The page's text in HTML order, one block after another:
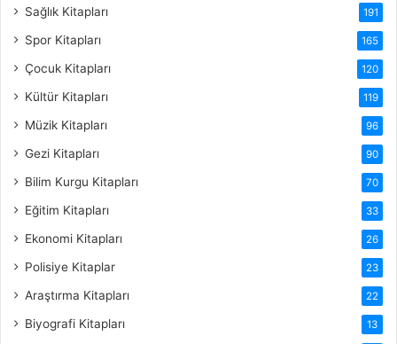
Sağlık Kitapları 191
Spor Kitapları 165
Çocuk Kitapları 120
Kültür Kitapları 119
Müzik Kitapları 96
Gezi Kitapları 90
Bilim Kurgu Kitapları 70
Eğitim Kitapları 33
Ekonomi Kitapları 26
Polisiye Kitaplar 23
Araştırma Kitapları 22
Biyografi Kitapları 13